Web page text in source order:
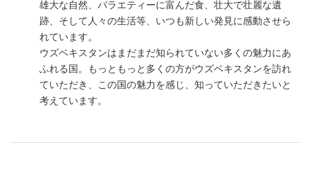
雄大な自然、バラエティーに富んだ食、壮大で壮麗な遺
跡、そして人々の生活等、いつも新しい発見に感動させら
れています。
ウズベキスタンはまだまだ知られていない多くの魅力にあ
ふれる国。もっともっと多くの方がウズベキスタンを訪れ
ていただき、この国の魅力を感じ、知っていただきたいと
考えています。